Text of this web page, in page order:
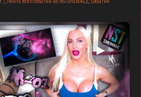
,Лента всех событий на NSTSHEMALE, События
▶